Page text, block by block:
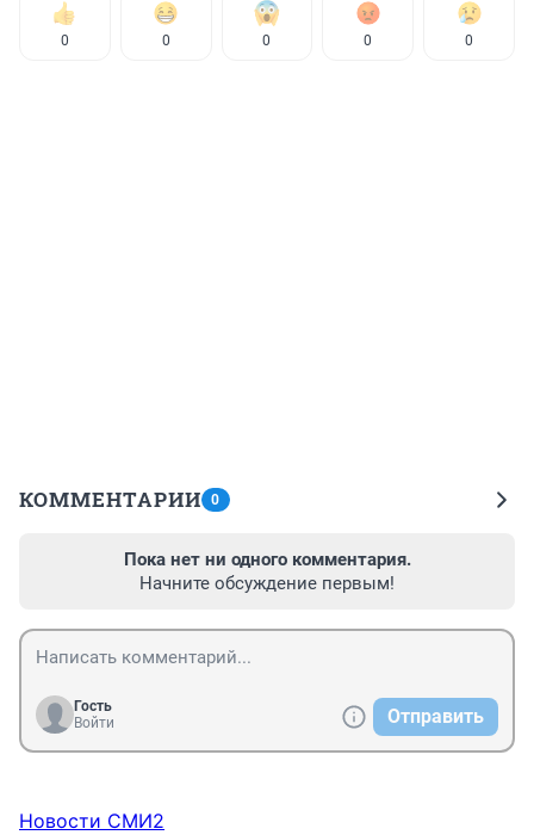
0 0 0 0 0
КОММЕНТАРИИ 0
Пока нет ни одного комментария.
Начните обсуждение первым!
Гость
Войти
Отправить
Новости СМИ2